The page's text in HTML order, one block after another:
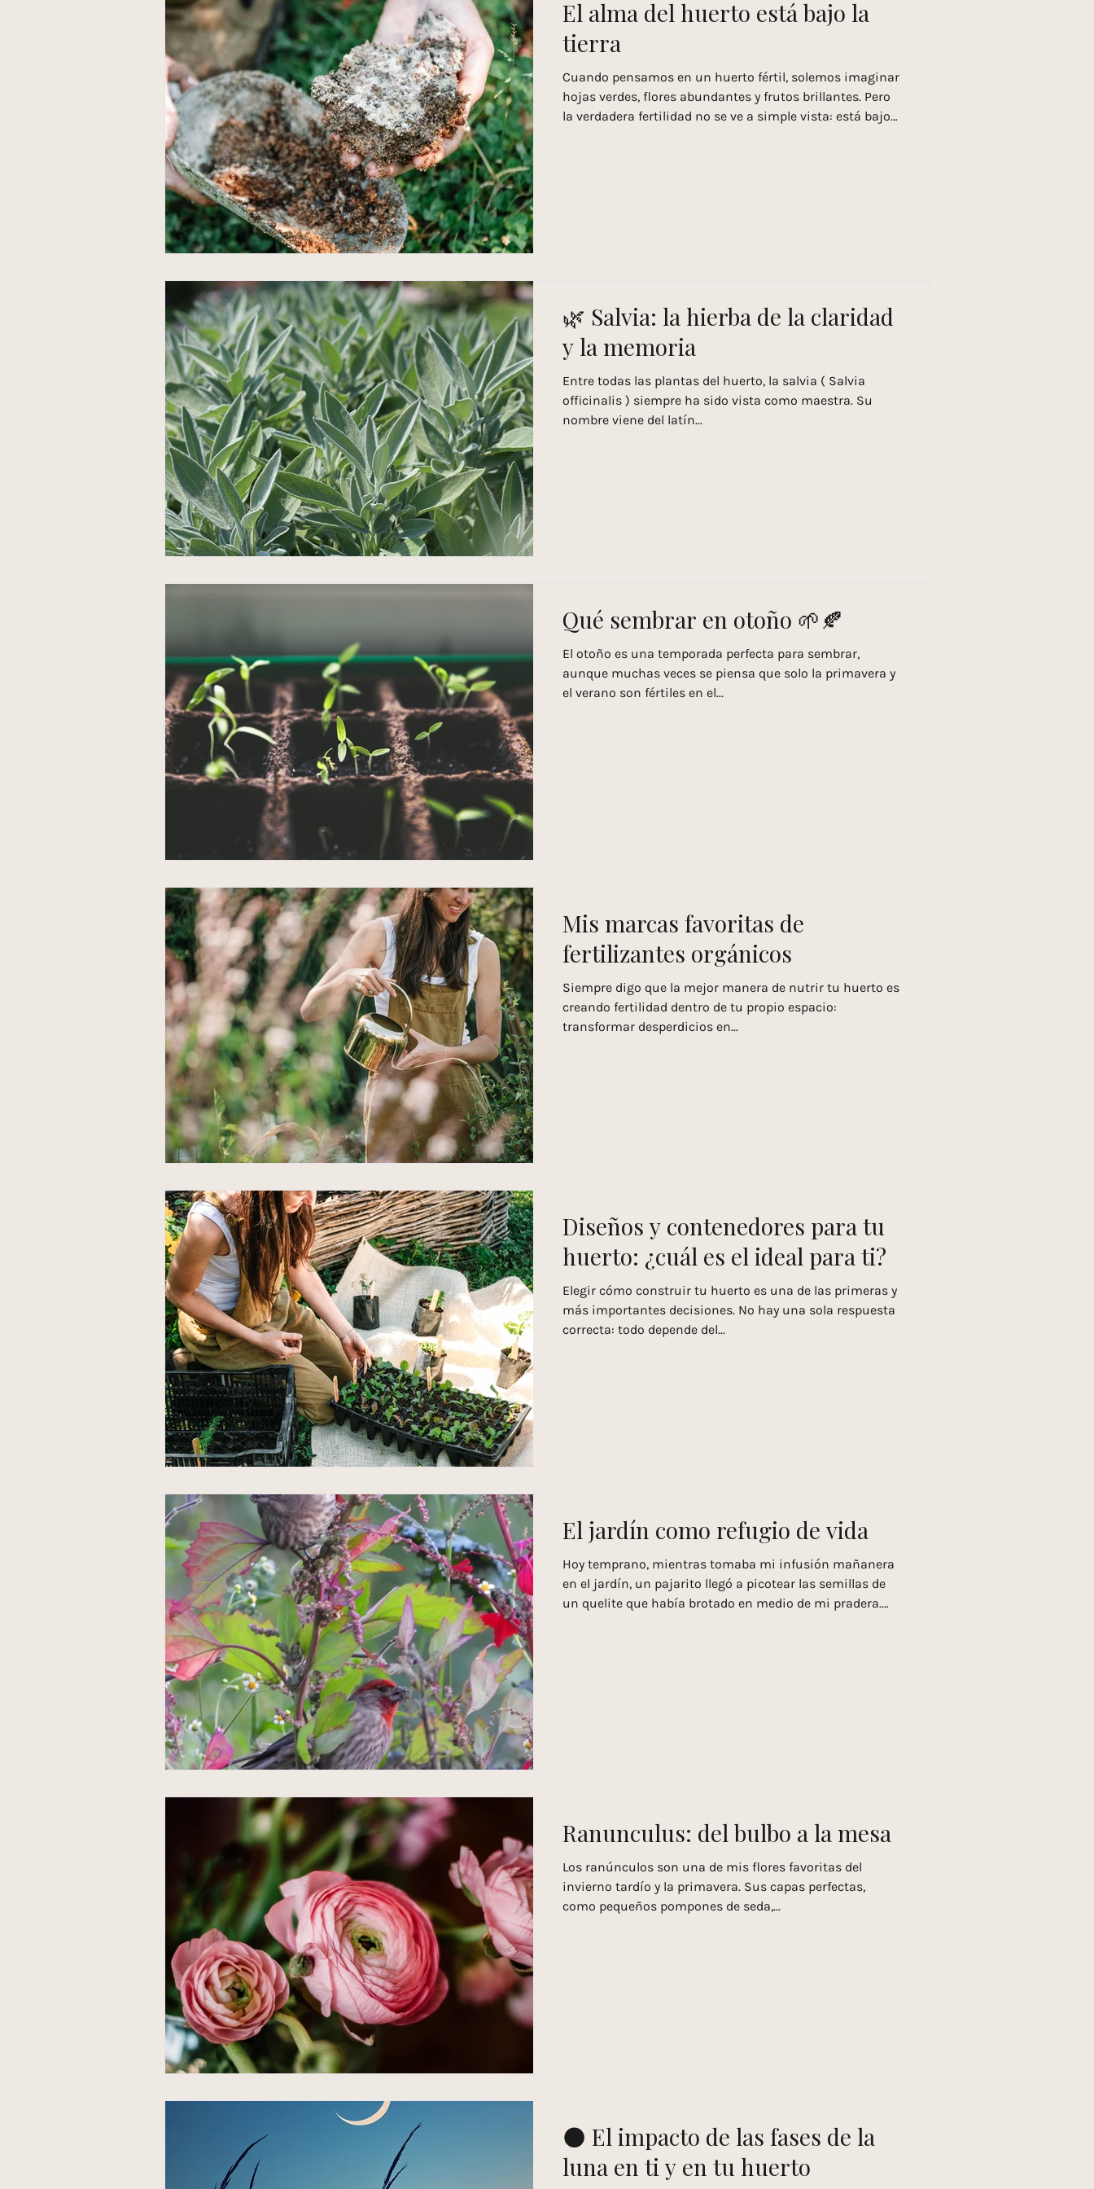
El alma del huerto está bajo la
tierra
Cuando pensamos en un huerto fértil, solemos imaginar
hojas verdes, flores abundantes y frutos brillantes. Pero
la verdadera fertilidad no se ve a simple vista: está bajo
🌿 Salvia: la hierba de la claridad
y la memoria
Entre todas las plantas del huerto, la salvia ( Salvia
officinalis ) siempre ha sido vista como maestra. Su
nombre viene del latín...
Qué sembrar en otoño 🌱🍂
El otoño es una temporada perfecta para sembrar,
aunque muchas veces se piensa que solo la primavera y
el verano son fértiles en el...
Mis marcas favoritas de
fertilizantes orgánicos
Siempre digo que la mejor manera de nutrir tu huerto es
creando fertilidad dentro de tu propio espacio:
transformar desperdicios en...
Diseños y contenedores para tu
huerto: ¿cuál es el ideal para ti?
Elegir cómo construir tu huerto es una de las primeras y
más importantes decisiones. No hay una sola respuesta
correcta: todo depende del...
El jardín como refugio de vida
Hoy temprano, mientras tomaba mi infusión mañanera
en el jardín, un pajarito llegó a picotear las semillas de
un quelite que había brotado en medio de mi pradera.
Ranunculus: del bulbo a la mesa
Los ranúnculos son una de mis flores favoritas del
invierno tardío y la primavera. Sus capas perfectas,
como pequeños pompones de seda,...
🌑 El impacto de las fases de la
luna en ti y en tu huerto